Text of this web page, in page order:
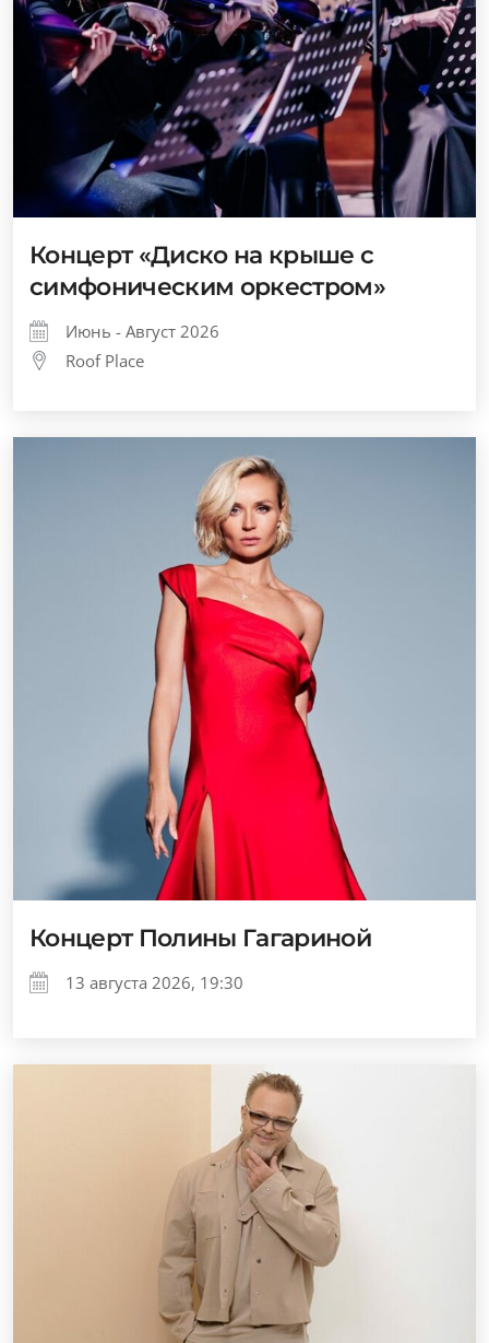
Концерт «Диско на крыше с
симфоническим оркестром»
Июнь - Август 2026
Roof Place
Концерт Полины Гагариной
13 августа 2026, 19:30